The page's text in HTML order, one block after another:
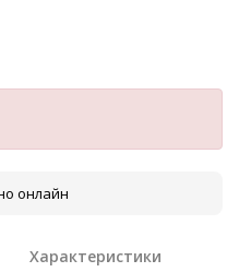
онлайн
Характеристики